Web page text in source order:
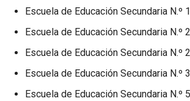
Escuela de Educación Secundaria N.º
Escuela de Educación Secundaria N.º
Escuela de Educación Secundaria N.º
Escuela de Educación Secundaria N.º
Escuela de Educación Secundaria N.º